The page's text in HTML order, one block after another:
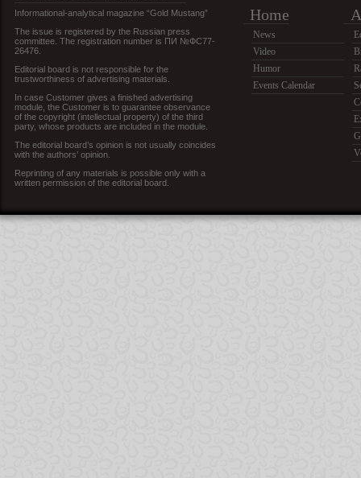
Informational-analytical magazine “Gold Mustang”
The issue is registered by the Russian press
committee. The registration number is ПИ №ФС77-
26476.
Editorial board is not responsible for the
trustworthiness of advertising materials.
In case Customer gives a finished advertising
module, the Customer is to guarantee observance
of the copyright (intellectual property) of the third
party, whose products are included in the module.
The editorial board’s opinion is not usually coincides
with the authors’ opinion.
Reprinting of any materials is possible only with a
written permission of the editorial board.
Home
News
Video
Humor
Events Calendar